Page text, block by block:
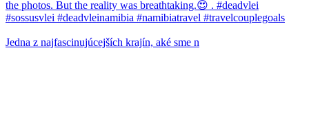
Jedna z najfascinujúcejších krajín, aké sme n